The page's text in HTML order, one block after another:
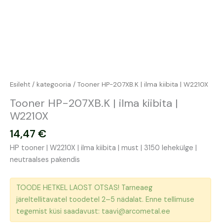
Esileht / kategooria / Tooner HP-207XB.K | ilma kiibita | W2210X
Tooner HP-207XB.K | ilma kiibita |
W2210X
14,47 €
HP tooner | W2210X | ilma kiibita | must | 3150 lehekülge |
neutraalses pakendis
TOODE HETKEL LAOST OTSAS! Tarneaeg
järeltellitavatel toodetel 2–5 nädalat. Enne tellimuse
tegemist küsi saadavust: taavi@arcometal.ee